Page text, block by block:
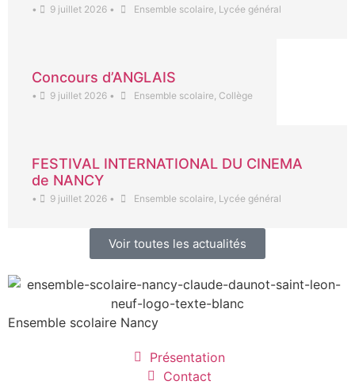
• 9 juillet 2026 • Ensemble scolaire Lycée général
Concours d’ANGLAIS
• 9 juillet 2026 • Ensemble scolaire Collège
FESTIVAL INTERNATIONAL DU CINEMA
de NANCY
• 9 juillet 2026 • Ensemble scolaire Lycée général
Voir toutes les actualités
Ensemble scolaire Nancy
Présentation
Contact